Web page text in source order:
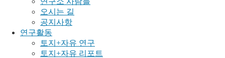
오시는 길
공지사항
연구활동
토지+자유 연구
토지+자유 리포트